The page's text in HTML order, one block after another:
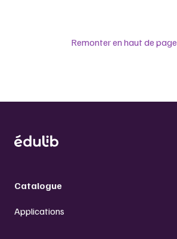
Remonter en haut de page
Catalogue
Applications